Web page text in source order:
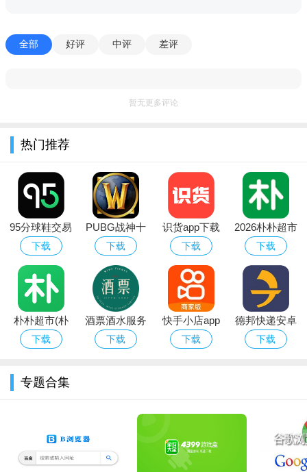
全部 好评 中评 差评
暂无更多评论
热门推荐
95分球鞋交易
app平台下载
下载
PUBG战神十
字架下载安卓
免费版
下载
识货app下载
官方正版最新
版本
下载
2026朴朴超市
app最新版本
下载
朴朴超市(朴
朴买菜)app安
下载
酒票酒水服务
app
下载
快手小店app
官方下载2026
下载
德邦快递安卓
版
下载
专题合集